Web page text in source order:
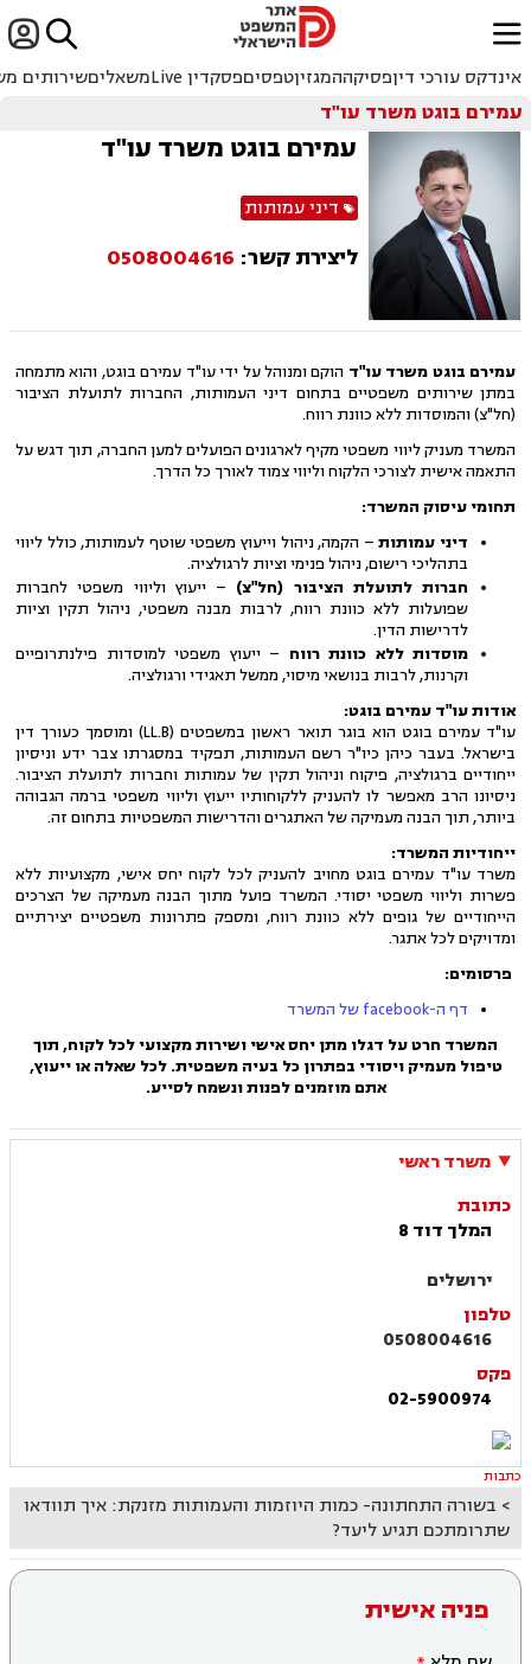

ﱐ
אינדקס עורכי דיןפסיקההמגזיןטפסיםפסקדין Live משאליםשירותים
עמירם בוגט משרד עו"ד
עמירם בוגט משרד עו"ד
דיני עמותות
ליצירת קשר: 0508004616
עמירם בוגט משרד עו"ד הוקם ומנוהל על ידי עו"ד עמירם בוגט, והוא מתמחה
במתן שירותים משפטיים בתחום דיני העמותות, החברות לתועלת הציבור
(חל"צ) והמוסדות ללא כוונת רווח.
המשרד מעניק ליווי משפטי מקיף לארגונים הפועלים למען החברה, תוך דגש על
התאמה אישית לצורכי הלקוח וליווי צמוד לאורך כל הדרך.
תחומי עיסוק המשרד:
דיני עמותות– הקמה, ניהול וייעוץ משפטי שוטף לעמותות, כולל ליווי
בתהליכי רישום, ניהול פנימי וציות לרגולציה.
חברות לתועלת הציבור (חל"צ) – ייעוץ וליווי משפטי לחברות
שפועלות ללא כוונת רווח, לרבות מבנה משפטי, ניהול תקין וציות
לדרישות הדין.
מוסדות ללא כוונת רווח – ייעוץ משפטי למוסדות פילנתרופיים
וקרנות, לרבות בנושאי מיסוי, ממשל תאגידי ורגולציה.
אודות עו"ד עמירם בוגט:
עו"ד עמירם בוגט הוא בוגר תואר ראשון במשפטים (LL.B) ומוסמך כעורך דין
בישראל. בעבר כיהן כיו"ר רשם העמותות, תפקיד במסגרתו צבר ידע וניסיון
ייחודיים ברגולציה, פיקוח וניהול תקין של עמותות וחברות לתועלת הציבור.
ניסיונו הרב מאפשר לו להעניק ללקוחותיו ייעוץ וליווי משפטי ברמה הגבוהה
ביותר, תוך הבנה מעמיקה של האתגרים והדרישות המשפטיות בתחום זה.
ייחודיות המשרד:
משרד עו"ד עמירם בוגט מחויב להעניק לכל לקוח יחס אישי, מקצועיות ללא
פשרות וליווי משפטי יסודי. המשרד פועל מתוך הבנה מעמיקה של הצרכים
הייחודיים של גופים ללא כוונת רווח, ומספק פתרונות משפטיים יצירתיים
ומדויקים לכל אתגר.
פרסומים:
דף ה-facebook של המשרד
המשרד חרט על דגלו מתן יחס אישי ושירות מקצועי לכל לקוח, תוך
טיפול מעמיק ויסודי בפתרון כל בעיה משפטית. לכל שאלה או ייעוץ,
אתם מוזמנים לפנות ונשמח לסייע.
משרד ראשי
כתובת
המלך דוד 8
ירושלים
טלפון
0508004616
פקס
02-5900974
כתבות
בשורה התחתונה- כמות היוזמות והעמותות מזנקת: איך תוודאו
שתרומתכם תגיע ליעד?
פניה אישית